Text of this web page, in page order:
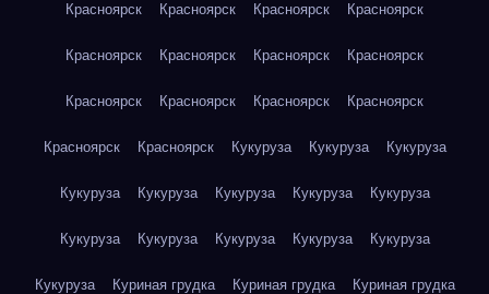
Красноярск Красноярск Красноярск Красноярск
Красноярск Красноярск Красноярск Красноярск
Красноярск Красноярск Красноярск Красноярск
Красноярск Красноярск Кукуруза Кукуруза Кукуруза
Кукуруза Кукуруза Кукуруза Кукуруза Кукуруза
Кукуруза Кукуруза Кукуруза Кукуруза Кукуруза
Кукуруза Куриная грудка Куриная грудка Куриная грудка